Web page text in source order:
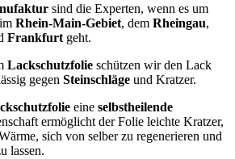
sind die Experten, wenn es um
Rhein-Main-Gebiet, dem Rheingau,
Frankfurt geht.
Lackschutzfolie schützen wir den Lack
gegen Steinschläge und Kratzer.
eine selbstheilende
ermöglicht der Folie leichte Kratzer,
sich von selber zu regenerieren und
lassen.